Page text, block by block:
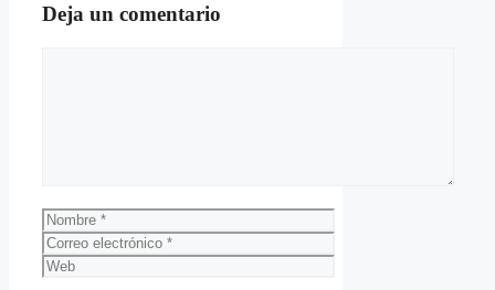
Deja un comentario
Nombre
Correo
electrónico
Web